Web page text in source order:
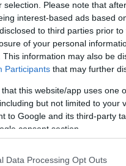
selection. Please note that
interest-based ads based
to third parties prior
of your personal
This information may also be
Participants that may further
that this website/app uses one
but not limited to your
to Google and its third-party
consent section.
Data Processing Opt Outs
Regisztráció
szaknévsora
KERTÉSZ ÉS KERTÉSZET